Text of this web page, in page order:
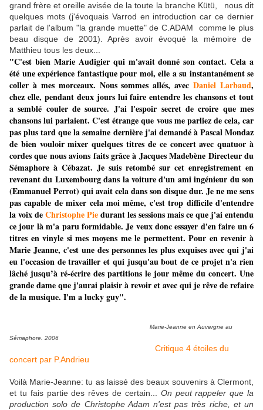
grand frère et oreille avisée de la toute la branche Kütü, nous dit
quelques mots (j'évoquais Varrod en introduction car ce dernier
parlait de l'album "la grande muette" de C.ADAM comme le plus
beau disque de 2001). Après avoir évoqué la mémoire de
Matthieu tous les deux...
"C'est bien Marie Audigier qui m'avait donné son contact. Cela a
été une expérience fantastique pour moi, elle a su instantanément se
coller à mes morceaux. Nous sommes allés, avecDaniel Larbaud,
chez elle, pendant deux jours lui faire entendre les chansons et tout
a semblé couler de source. J'ai l'espoir secret de croire que mes
chansons lui parlaient. C'est étrange que vous me parliez de cela, car
pas plus tard que la semaine dernière j'ai demandé à Pascal Mondaz
de bien vouloir mixer quelques titres de ce concert avec quatuor à
cordes que nous avions faits grâce à Jacques Madebène Directeur du
Sémaphore à Cébazat. Je suis retombé sur cet enregistrement en
revenant du Luxembourg dans la voiture d'un ami ingénieur du son
(Emmanuel Perrot) qui avait cela dans son disque dur. Je ne me sens
pas capable de mixer cela moi même, c'est trop difficile d'entendre
la voix deChristophe Piedurant les sessions mais ce que j'ai entendu
ce jour là m'a paru formidable. Je veux donc essayer d'en faire un 6
titres en vinyle si mes moyens me le permettent. Pour en revenir à
Marie Jeanne, c'est une des personnes les plus exquises avec qui j'ai
eu l'occasion de travailler et qui jusqu'au bout de ce projet n'a rien
lâché jusqu’à ré-écrire des partitions le jour même du concert. Une
grande dame que j'aurai plaisir à revoir et avec qui je rêve de refaire
de la musique. I'm a lucky guy".
Marie-Jeanne en Auvergne au
Sémaphore. 2006
Critique 4 étoiles du
concert par P.Andrieu
Voilà Marie-Jeanne: tu as laissé des beaux souvenirs à Clermont,
et tu fais partie des rêves de certain... On peut rappeler que la
production solo de Christophe Adam n'est pas très riche, et un